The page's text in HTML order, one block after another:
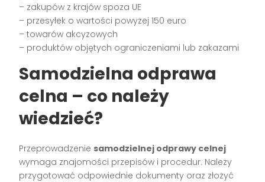
– zakupów z krajów spoza UE
– przesyłek o wartości powyżej 150 euro
– towarów akcyzowych
– produktów objętych ograniczeniami lub zakazami
Samodzielna odprawa
celna – co należy
wiedzieć?
Przeprowadzenie samodzielnej odprawy celnej
wymaga znajomości przepisów i procedur. Należy
przygotować odpowiednie dokumenty oraz złożyć